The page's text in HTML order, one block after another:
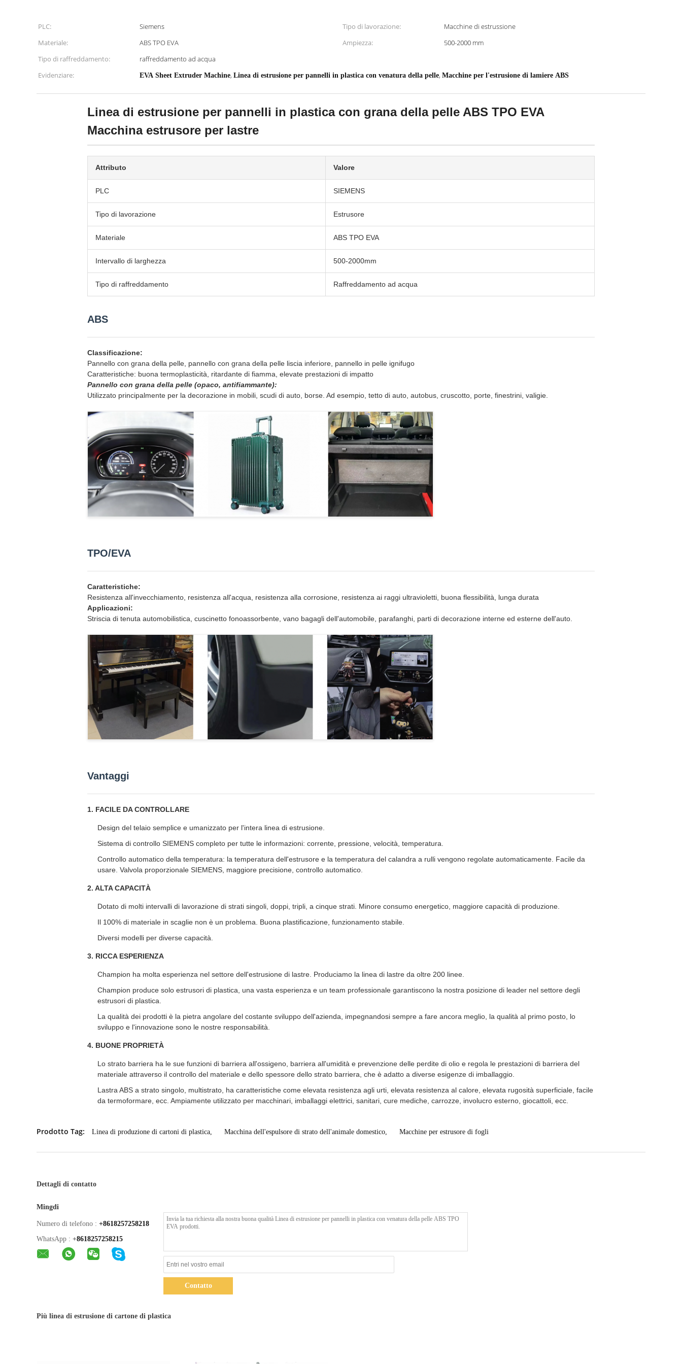
PLC: Siemens Tipo di lavorazione:
Macchine di estrussione
Materiale:
ABS TPO EVA Ampiezza:
500-2000 mm
Tipo di raffreddamento:
raffreddamento ad acqua
Evidenziare:
EVA Sheet Extruder Machine, Linea di estrusione per pannelli in plastica con venatura della pelle, Macchine per l'estrusione di lamiere ABS
Linea di estrusione per pannelli in plastica con grana della pelle ABS TPO EVA
Macchina estrusore per lastre
Attributo Valore
PLC SIEMENS
Tipo di lavorazione Estrusore
Materiale ABS TPO EVA
Intervallo di larghezza 500-2000mm
Tipo di raffreddamento Raffreddamento ad acqua
ABS
Classificazione:
Pannello con grana della pelle, pannello con grana della pelle liscia inferiore, pannello in pelle ignifugo
Caratteristiche: buona termoplasticità, ritardante di fiamma, elevate prestazioni di impatto
Pannello con grana della pelle (opaco, antifiammante):
Utilizzato principalmente per la decorazione in mobili, scudi di auto, borse. Ad esempio, tetto di auto, autobus, cruscotto, porte, finestrini, valigie.
TPO/EVA
Caratteristiche:
Resistenza all'invecchiamento, resistenza all'acqua, resistenza alla corrosione, resistenza ai raggi ultravioletti, buona flessibilità, lunga durata
Applicazioni:
Striscia di tenuta automobilistica, cuscinetto fonoassorbente, vano bagagli dell'automobile, parafanghi, parti di decorazione interne ed esterne dell'auto.
Vantaggi
1. FACILE DA CONTROLLARE
Design del telaio semplice e umanizzato per l'intera linea di estrusione.
Sistema di controllo SIEMENS completo per tutte le informazioni: corrente, pressione, velocità, temperatura.
Controllo automatico della temperatura: la temperatura dell'estrusore e la temperatura del calandra a rulli vengono regolate automaticamente. Facile da
usare. Valvola proporzionale SIEMENS, maggiore precisione, controllo automatico.
2. ALTA CAPACITÀ
Dotato di molti intervalli di lavorazione di strati singoli, doppi, tripli, a cinque strati. Minore consumo energetico, maggiore capacità di produzione.
Il 100% di materiale in scaglie non è un problema. Buona plastificazione, funzionamento stabile.
Diversi modelli per diverse capacità.
3. RICCA ESPERIENZA
Champion ha molta esperienza nel settore dell'estrusione di lastre. Produciamo la linea di lastre da oltre 200 linee.
Champion produce solo estrusori di plastica, una vasta esperienza e un team professionale garantiscono la nostra posizione di leader nel settore degli
estrusori di plastica.
La qualità dei prodotti è la pietra angolare del costante sviluppo dell'azienda, impegnandosi sempre a fare ancora meglio, la qualità al primo posto, lo
sviluppo e l'innovazione sono le nostre responsabilità.
4. BUONE PROPRIETÀ
Lo strato barriera ha le sue funzioni di barriera all'ossigeno, barriera all'umidità e prevenzione delle perdite di olio e regola le prestazioni di barriera del
materiale attraverso il controllo del materiale e dello spessore dello strato barriera, che è adatto a diverse esigenze di imballaggio.
Lastra ABS a strato singolo, multistrato, ha caratteristiche come elevata resistenza agli urti, elevata resistenza al calore, elevata rugosità superficiale, facile
da termoformare, ecc. Ampiamente utilizzato per macchinari, imballaggi elettrici, sanitari, cure mediche, carrozze, involucro esterno, giocattoli, ecc.
Prodotto Tag: Linea di produzione di cartoni di plastica, Macchina dell'espulsore di strato dell'animale domestico, Macchine per estrusore di fogli
Dettagli di contatto
Mingdi
Numero di telefono : +8618257258218
WhatsApp : +8618257258215
Contatto
Più linea di estrusione di cartone di plastica